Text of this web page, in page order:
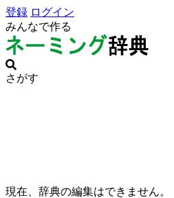
登録 ログイン
みんなで作る
さがす
現在、辞典の編集はできません。